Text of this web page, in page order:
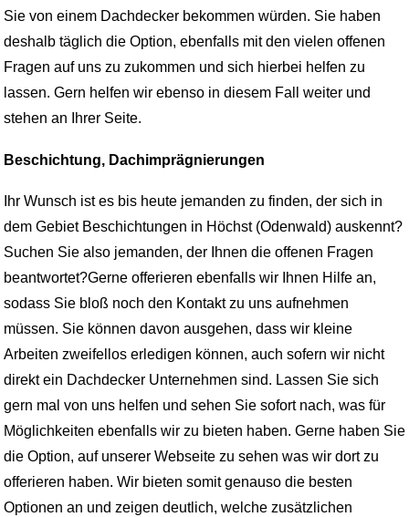
Sie von einem Dachdecker bekommen würden. Sie haben
deshalb täglich die Option, ebenfalls mit den vielen offenen
Fragen auf uns zu zukommen und sich hierbei helfen zu
lassen. Gern helfen wir ebenso in diesem Fall weiter und
stehen an Ihrer Seite.
Beschichtung, Dachimprägnierungen
Ihr Wunsch ist es bis heute jemanden zu finden, der sich in
dem Gebiet Beschichtungen in Höchst (Odenwald) auskennt?
Suchen Sie also jemanden, der Ihnen die offenen Fragen
beantwortet?Gerne offerieren ebenfalls wir Ihnen Hilfe an,
sodass Sie bloß noch den Kontakt zu uns aufnehmen
müssen. Sie können davon ausgehen, dass wir kleine
Arbeiten zweifellos erledigen können, auch sofern wir nicht
direkt ein Dachdecker Unternehmen sind. Lassen Sie sich
gern mal von uns helfen und sehen Sie sofort nach, was für
Möglichkeiten ebenfalls wir zu bieten haben. Gerne haben Sie
die Option, auf unserer Webseite zu sehen was wir dort zu
offerieren haben. Wir bieten somit genauso die besten
Optionen an und zeigen deutlich, welche zusätzlichen